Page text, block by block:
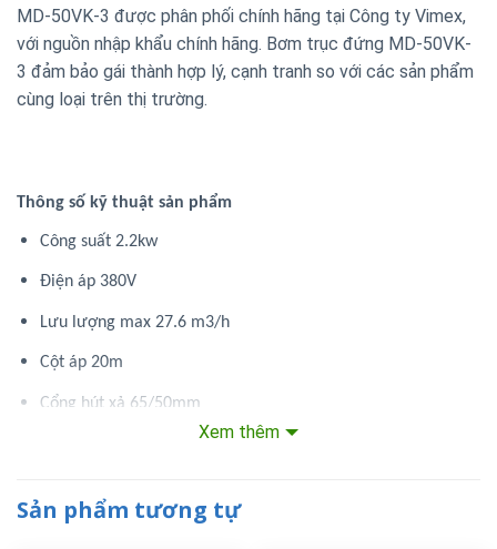
MD-50VK-3 được phân phối chính hãng tại Công ty Vimex,
với nguồn nhập khẩu chính hãng. Bơm trục đứng MD-50VK-
3 đảm bảo gái thành hợp lý, cạnh tranh so với các sản phẩm
cùng loại trên thị trường.
Thông số kỹ thuật sản phẩm
Công suất 2.2kw
Điện áp 380V
Lưu lượng max 27.6 m3/h
Cột áp 20m
Cổng hút xả 65/50mm
Máy bơm được làm từ chất liệu có khả năng chống chịu
Xem thêm
Sản phẩm tương tự